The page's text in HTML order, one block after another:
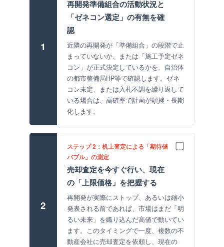
1
再開発準備組合の活動状況と
「ゼネコン選定」の有無を確
認
近隣の再開発が「準備組合」の段階で止
まっていないか、または「施工予定ゼネ
コン」が正式決定しているかを、自治体
の都市整備局HP等で確認します。ゼネ
コン未定、または入札不調を繰り返して
いる場合は、高確率で計画が頓挫・長期
化します。
2
ステップ 2：机上査定による「期待値
バブル」の測定
売却査定を今すぐ行い、現在
の「上限価格」を把握する
再開発が実際にストップ、あるいは縮小
発表される前であれば、市場はまだ「明
るい未来」を織り込んだ高値で動いてい
ます。このタイミングで一度、複数の不
動産会社に売却査定を依頼し、現在の